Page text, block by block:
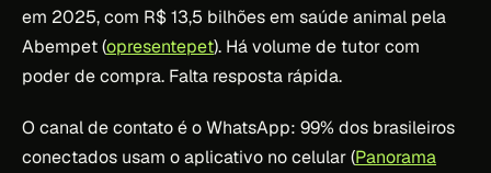
em 2025, com R$ 13,5 bilhões em saúde animal pela
Abempet (opresentepet). Há volume de tutor com
poder de compra. Falta resposta rápida.
O canal de contato é o WhatsApp: 99% dos brasileiros
conectados usam o aplicativo no celular (Panorama